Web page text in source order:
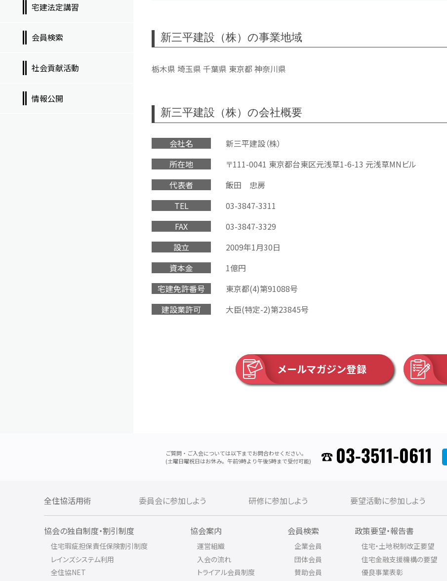
新三平建設（株）の事業地域
栃木県 埼玉県 千葉県 東京都 神奈川県
新三平建設（株）の会社概要
会社名
新三平建設（株）
所在地
〒111-0041 東京都台東区元浅草1-6-13 元浅草MNビル
代表者
飯田 忠房
TEL
03-3847-3311
FAX
03-3847-3329
設立
2009年1月30日
資本金
1億円
宅建免許番号
東京都(4)第91088号
建設業許可
大臣(特定-2)第23845号
メールマガジン登録
宅建法定講習
会員検索
社会貢献活動
情報公開
ご質問・ご入会については以下までお問合わせください。
(土曜日曜祝日はお休み。午前9時より午後5時まで受付可能)
03-3511-0611
全住協活用術 委員会に参加しよう 研修に参加しよう 要望活動に参加しよう
協会の独自制度・割引制度
住宅瑕疵担保責任保険割引制度
レインズシステム利用
全住協NET
協会案内
運営組織
入会の流れ
トライアル会員制度
会員検索
企業会員
団体会員
賛助会員
政策要望・報告書
住宅・土地税制改正要望
住宅金融支援機構の要望
優良事業表彰